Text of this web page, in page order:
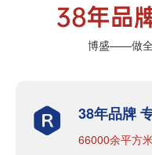
38年品
博盛——做全
 38年品牌
66000余平方